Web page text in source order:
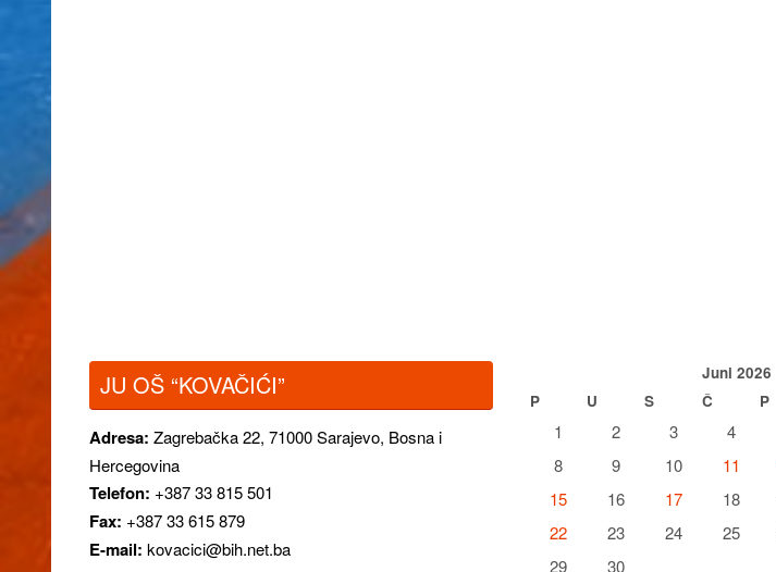
JU OŠ “KOVAČIĆI”
Adresa: Zagrebačka 22, 71000 Sarajevo, Bosna i
Hercegovina
Telefon: +387 33 815 501
Fax: +387 33 615 879
E-mail: kovacici@bih.net.ba
Juni 2026
P
U S Č P
1 2 3 4
8
9 10 11
15
16 17 18
22
23 24 25
29
30